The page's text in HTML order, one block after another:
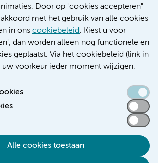
Door op "cookies accepteren"
met het gebruik van alle cookies
in ons cookiebeleid. Kiest u voor
dan worden alleen nog functionele en
geplaatst. Via het cookiebeleid (link in
uw voorkeur ieder moment wijzigen.
Alle cookies toestaan
VUmc